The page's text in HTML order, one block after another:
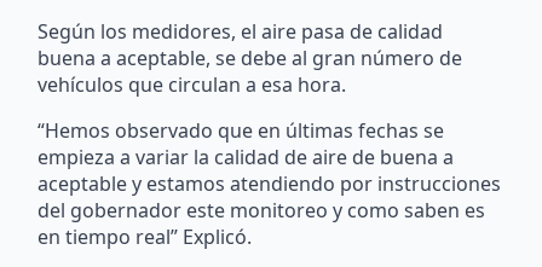
Según los medidores, el aire pasa de calidad
buena a aceptable, se debe al gran número de
vehículos que circulan a esa hora.
“Hemos observado que en últimas fechas se
empieza a variar la calidad de aire de buena a
aceptable y estamos atendiendo por instrucciones
del gobernador este monitoreo y como saben es
en tiempo real” Explicó.